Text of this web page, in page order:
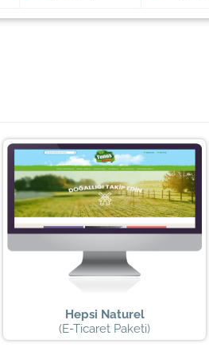
Hepsi Naturel
(E-Ticaret Paketi)